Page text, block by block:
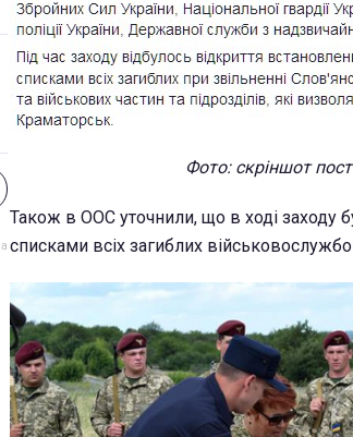
Фото: скріншот
Також в ООС уточнили, що в ході заходу
списками всіх загиблих